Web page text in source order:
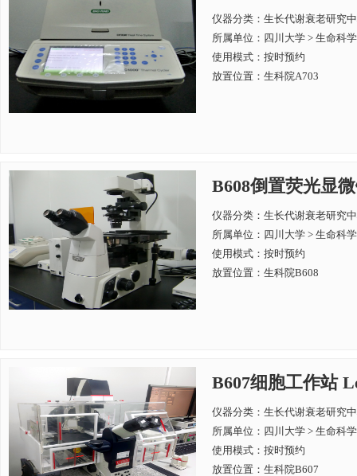
仪器分类：生长代谢衰老研究
所属单位： 四川大学 > 生命科
使用模式：按时预约
放置位置：生科院A703
B608倒置荧光显
仪器分类：生长代谢衰老研究
所属单位： 四川大学 > 生命科
使用模式：按时预约
放置位置：生科院B608
B607细胞工作站
仪器分类：生长代谢衰老研究
所属单位： 四川大学 > 生命科
使用模式：按时预约
放置位置：生科院B607